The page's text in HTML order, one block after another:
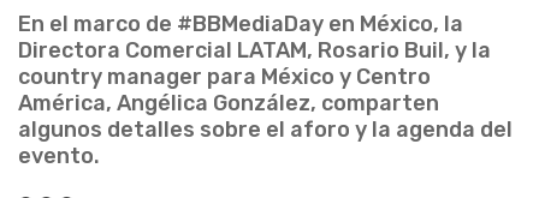
En el marco de #BBMediaDay en México, la
Directora Comercial LATAM, Rosario Buil, y la
country manager para México y Centro
América, Angélica González, comparten
algunos detalles sobre el aforo y la agenda del
evento.